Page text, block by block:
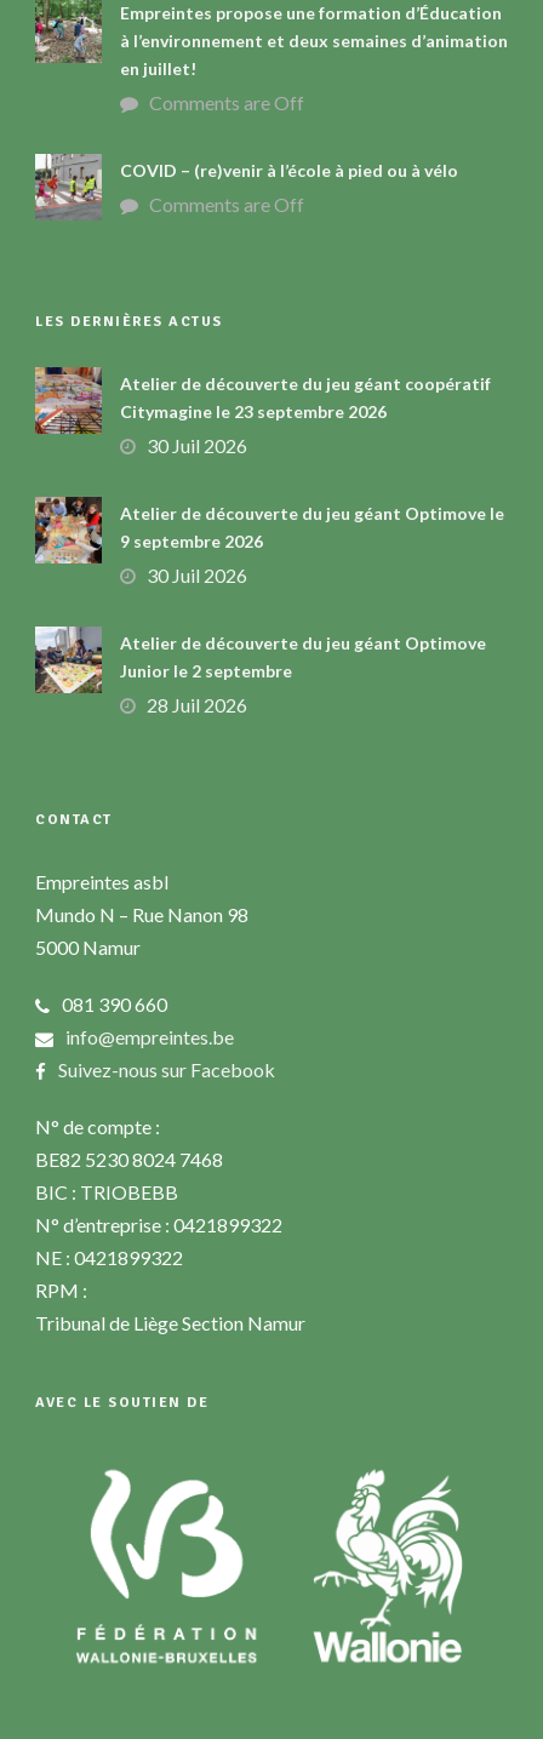
Empreintes propose une formation d’Éducation
à l’environnement et deux semaines d’animation
en juillet!
Comments are Off
COVID – (re)venir à l’école à pied ou à vélo
Comments are Off
LES DERNIÈRES ACTUS
Atelier de découverte du jeu géant coopératif
Citymagine le 23 septembre 2026
30 Juil 2026
Atelier de découverte du jeu géant Optimove le
9 septembre 2026
30 Juil 2026
Atelier de découverte du jeu géant Optimove
Junior le 2 septembre
28 Juil 2026
CONTACT
Empreintes asbl
Mundo N – Rue Nanon 98
5000 Namur
081 390 660
info@empreintes.be
Suivez-nous sur Facebook
N° de compte :
BE82 5230 8024 7468
BIC : TRIOBEBB
N° d’entreprise : 0421899322
NE : 0421899322
RPM :
Tribunal de Liège Section Namur
AVEC LE SOUTIEN DE